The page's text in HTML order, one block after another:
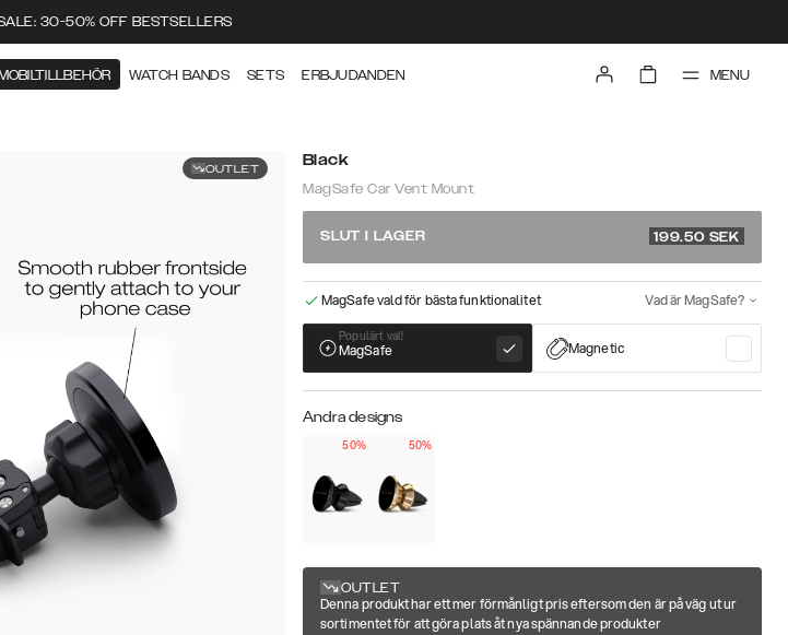
30-50% OFF BESTSELLERS
MOBILTILLBEHÖR WATCH BANDS SETS ERBJUDANDEN MENU
OUTLET Black
MagSafe Car Vent Mount
SLUT I LAGER 199.50 SEK
MagSafe vald för bästa funktionalitet Vad är MagSafe?
Populärt val!
MagSafe Magnetic
Andra designs
50% 50%
OUTLET
Denna produkt har ett mer förmånligt pris eftersom den är på väg ut ur
sortimentet för att göra plats åt nya spännande produkter